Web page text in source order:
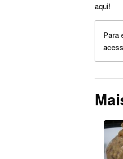
aqui!
Para